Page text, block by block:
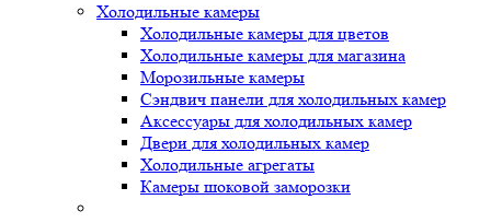
Холодильные камеры
Холодильные камеры для цветов
Холодильные камеры для магазина
Морозильные камеры
Сэндвич панели для холодильных камер
Аксессуары для холодильных камер
Двери для холодильных камер
Холодильные агрегаты
Камеры шоковой заморозки